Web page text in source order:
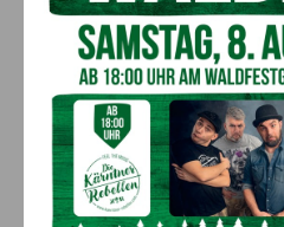
Pirker jun.Nach der
geschwelgt und in alten
herzliches Dankeschön wird an
Helfer ausgesprochen. Ebenso
Pokalspender für die großartigen